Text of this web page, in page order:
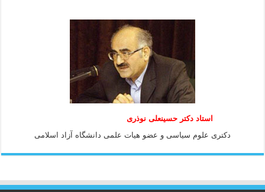
استاد دكتر حسينعلی نوذری
دكتری علوم سياسی و عضو هيات علمی دانشگاه آزاد اسلامی